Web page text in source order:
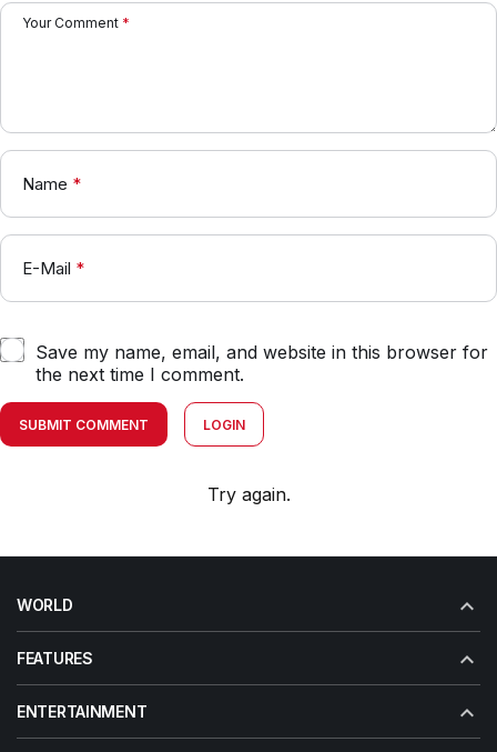
Your Comment *
Name *
E-Mail *
Save my name, email, and website in this browser for
the next time I comment.
SUBMIT COMMENT LOGIN
Try again.
WORLD
FEATURES
ENTERTAINMENT